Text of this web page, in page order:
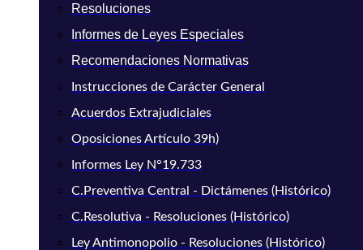
Resoluciones
Informes de Leyes Especiales
Recomendaciones Normativas
Instrucciones de Carácter General
Acuerdos Extrajudiciales
Oposiciones Artículo 39h)
Informes Ley N°19.733
C.Preventiva Central - Dictámenes (Histórico)
C.Resolutiva - Resoluciones (Histórico)
Ley Antimonopolio - Resoluciones (Histórico)